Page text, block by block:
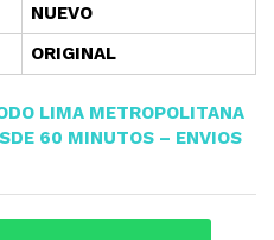
NUEVO
ORIGINAL
LIMA METROPOLITANA
60 MINUTOS – ENVIOS